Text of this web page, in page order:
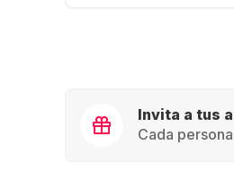
Invita a tus
Cada